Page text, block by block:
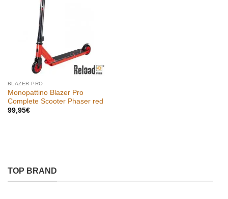
BLAZER PRO
Monopattino Blazer Pro
Complete Scooter Phaser red
99,95€
TOP BRAND